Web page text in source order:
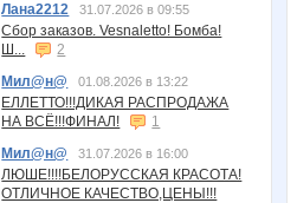
Лана2212
31.07.2026 в 09:55
Сбор заказов. Vesnaletto! Бомба!
Ш...
2
Мил@н@
01.08.2026 в 13:22
ЕЛЛЕТТО!!!ДИКАЯ РАСПРОДАЖА
НА ВСЁ!!!ФИНАЛ!
1
Мил@н@
31.07.2026 в 16:00
ЛЮШЕ!!!!БЕЛОРУССКАЯ КРАСОТА!
ОТЛИЧНОЕ КАЧЕСТВО,ЦЕНЫ!!!